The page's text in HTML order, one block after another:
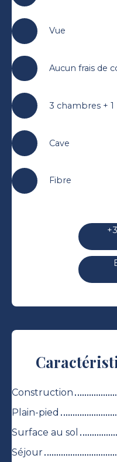
Vue
Aucun frais de
3 chambres + 1
Cave
Fibre
Construction
Plain-pied
Surface au sol
Séjour